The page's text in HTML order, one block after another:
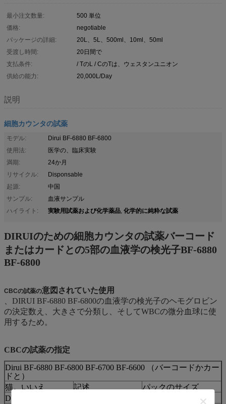
最小注文数量:
500 単位
価格:
negotiable
パッケージの詳細:
20L、5L、500ml、10ml、50ml
受渡し時間:
20日間で
支払条件:
/ TのL / CのTは、ウェスタンユニオン
供給の能力:
20,000L/Day
説明
細胞カウンタの試薬
モデル:
Dirui BF-6880 BF-6800
使用法:
医学の、臨床実験
満期:
24か月
リサイクル:
Disponsable
起源:
中国
サンプル:
血液サンプル
ハイライト:
実験用試薬および化学薬品, 化学的に純粋な試薬
DIRUIのための細胞カウンタの試薬バーコード
またはカードとの5部の血液学の検光子BF-6880
BF-6800
CBCの試薬の意図されていた使用
、DIRUI BF-6880 BF-6800の血液学の検光子のヘモグロビン
の決定数え、大きさで分類し、そしてWBCの微分血球に使
用するため。
CBCの試薬の指定
Dirui BF-6880 BF-6800 BF-6700 BF-6600 （バーコードかカー
ドと）
猫。いいえ
記述
パックのサイズ
DWX-51101